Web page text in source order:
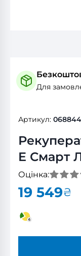
Для
Артикул:
E Смарт
Оцінка:
19 549₴